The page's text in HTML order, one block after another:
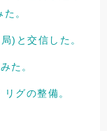
。
)と交信した。
た。
グの整備。